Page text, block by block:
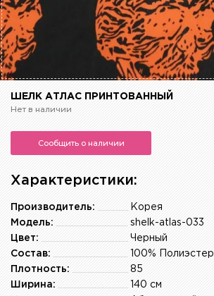
ШЕЛК АТЛАС ПРИНТОВАННЫЙ
Нет в наличии
Сообщить о наличии
Характеристики:
Корея
Производитель:
shelk-atlas-033
Модель:
Черный
Цвет:
100% Полиэстер
Состав:
85
Плотность:
140 см
Ширина: